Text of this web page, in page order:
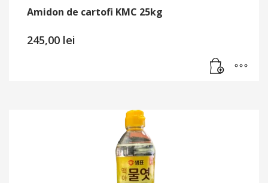
Amidon de cartofi KMC 25kg
245,00 lei